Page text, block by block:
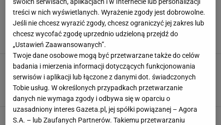
Wnętrze w stylu Bridget Jones - angielski styl z
duszą vintage
ARANŻACJE WNĘTRZ BRIDGET JONES STYL ANGIELSKI
Angielskie mieszkanie w stylu "Bridget Jones".
Brytyjska wygoda i ponadczasowy styl
ARANŻACJA SALONU ARANŻACJA SYPIALNI ARANŻACJA WNĘTRZ
BRIDGET JONES
swoich serwisach, aplikacjach i w Internecie lub personalizacji
treści w nich wyświetlanych. Wyrażenie zgody jest dobrowolne.
Jeśli nie chcesz wyrazić zgody, chcesz ograniczyć jej zakres lub
chcesz wycofać zgodę uprzednio udzieloną przejdź do
„Ustawień Zaawansowanych”.
Twoje dane osobowe mogą być przetwarzane także do celów
badania i mierzenia informacji dotyczących funkcjonowania
serwisów i aplikacji lub łączone z danymi dot. świadczonych
Tobie usług. W określonych przypadkach przetwarzanie
danych nie wymaga zgody i odbywa się w oparciu o
uzasadniony interes Gazeta.pl, jej spółki powiązanej – Agora
S.A. – lub Zaufanych Partnerów. Takiemu przetwarzaniu